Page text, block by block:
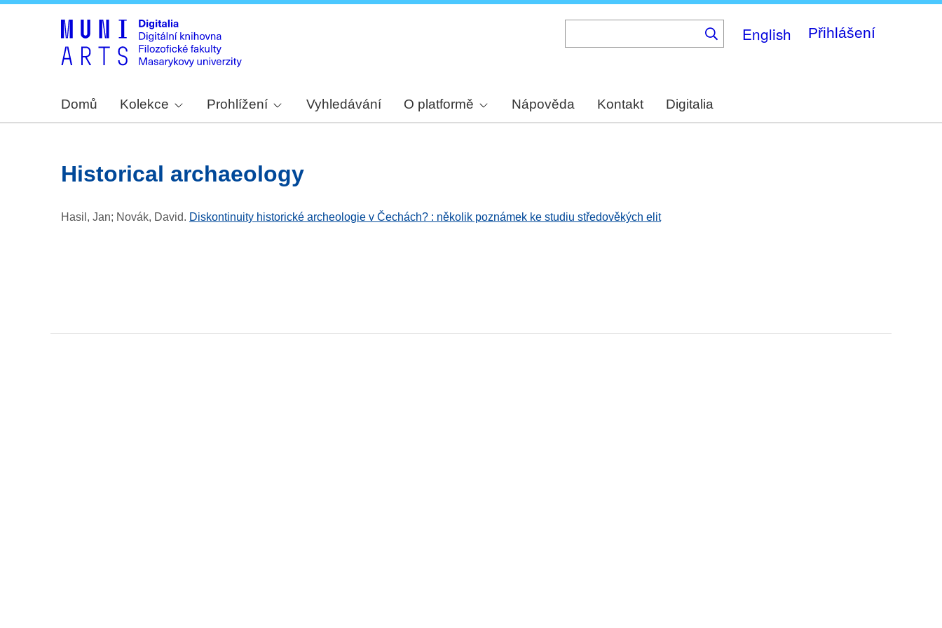
English Přihlášení
Domů Kolekce Prohlížení Vyhledávání O platformě Nápověda Kontakt Digitalia
historical archaeology
Hasil, Jan; Novák, David. Diskontinuity historické archeologie v Čechách? : několik poznámek ke studiu středověkých elit